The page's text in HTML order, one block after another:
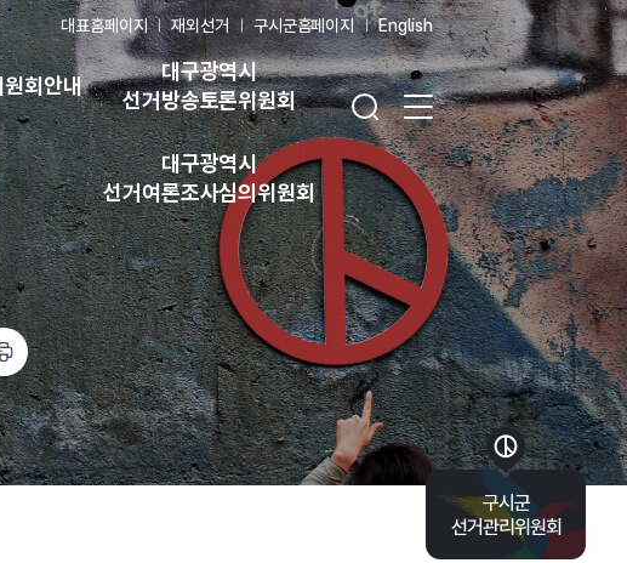
대표홈페이지 재외선거 구시군홈페이지 English
원회안내
대구광역시
선거방송토론위원회
대구광역시
선거여론조사심의위원회
구시군
선거관리위원회
바로가기 목록 열기